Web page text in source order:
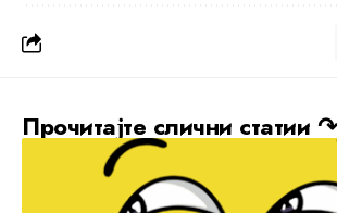
Прочитајте слични статии ↷